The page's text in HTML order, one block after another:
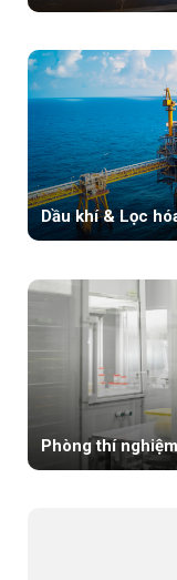
Dầu khí & Lọc
Phòng thí nghiệm